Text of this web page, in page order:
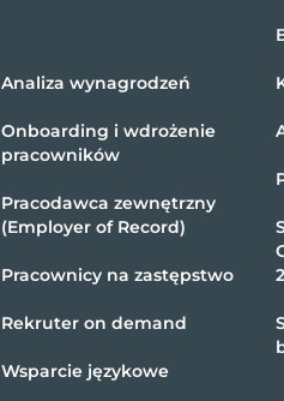
Analiza wynagrodzeń
Onboarding i wdrożenie
pracowników
Pracodawca zewnętrzny
(Employer of Record)
Pracownicy na zastępstwo
Rekruter on demand
Wsparcie językowe